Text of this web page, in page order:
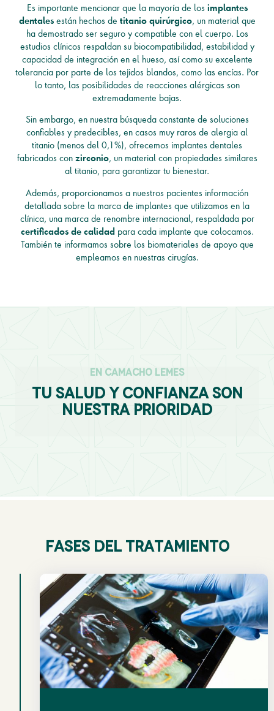
Es importante mencionar que la mayoría de los implantes
dentalesestán hechos de titanio quirúrgico, un material que
ha demostrado ser seguro y compatible con el cuerpo. Los
estudios clínicos respaldan su biocompatibilidad, estabilidad y
capacidad de integración en el hueso, así como su excelente
tolerancia por parte de los tejidos blandos, como las encías. Por
lo tanto, las posibilidades de reacciones alérgicas son
extremadamente bajas.
Sin embargo, en nuestra búsqueda constante de soluciones
confiables y predecibles, en casos muy raros de alergia al
titanio (menos del 0,1%), ofrecemos implantes dentales
fabricados con zirconio, un material con propiedades similares
al titanio, para garantizar tu bienestar.
Además, proporcionamos a nuestros pacientes información
detallada sobre la marca de implantes que utilizamos en la
clínica, una marca de renombre internacional, respaldada por
certificados de calidadpara cada implante que colocamos.
También te informamos sobre los biomateriales de apoyo que
empleamos en nuestras cirugías.
en camacho lemes
tu salud y confianza son
nuestra prioridad
Fases del tratamiento